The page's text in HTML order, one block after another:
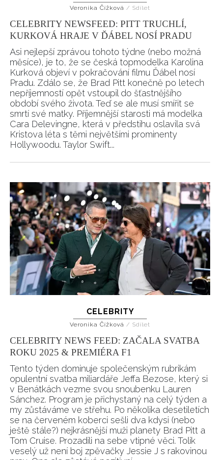
Veronika Čížková / Sdílet
CELEBRITY NEWSFEED: PITT TRUCHLÍ,
KURKOVÁ HRAJE V ĎÁBEL NOSÍ PRADU
Asi nejlepší zprávou tohoto týdne (nebo možná
měsíce), je to, že se česká topmodelka Karolina
Kurková objeví v pokračování filmu Ďábel nosí
Pradu. Zdálo se, že Brad Pitt konečně po letech
nepříjemností opět vstoupil do šťastnějšího
období svého života. Teď se ale musí smířit se
smrtí své matky. Příjemnější starosti má modelka
Cara Delevingne, která v předstihu oslavila svá
Kristova léta s těmi největšími prominenty
Hollywoodu. Taylor Swift...
CELEBRITY
Veronika Čížková / Sdílet
CELEBRITY NEWS FEED: ZAČALA SVATBA
ROKU 2025 & PREMIÉRA F1
Tento týden dominuje společenským rubrikám
opulentní svatba miliardáře Jeffa Bezose, který si
v Benátkách vezme svou snoubenku Lauren
Sánchez. Program je přichystaný na celý týden a
my zůstáváme ve střehu. Po několika desetiletích
se na červeném koberci sešli dva kdysi (nebo
ještě stále?) nejkrásnější muži planety Brad Pitt a
Tom Cruise. Prozadili na sebe vtipné věci. Tolik
veselý už není boj zpěvačky Jessie J s rakovinou